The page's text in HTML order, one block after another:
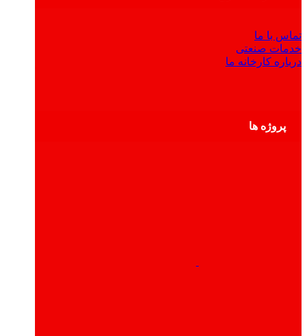
تماس با ما
خدمات صنعتی
درباره کارخانه ما
پروژه ها